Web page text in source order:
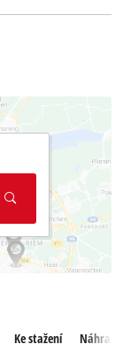
Ke stažení